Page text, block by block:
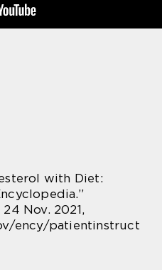
with Diet:
Nov. 2021,
ency/patientinstruct